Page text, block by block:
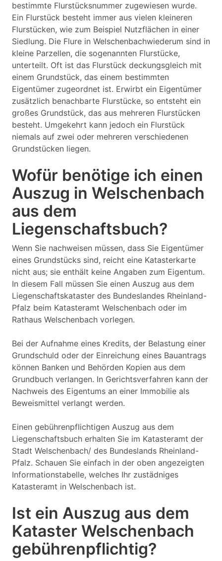
bestimmte Flurstücksnummer zugewiesen wurde.
Ein Flurstück besteht immer aus vielen kleineren
Flurstücken, wie zum Beispiel Nutzflächen in einer
Siedlung. Die Flure in Welschenbachwiederum sind in
kleine Parzellen, die sogenannten Flurstücke,
unterteilt. Oft ist das Flurstück deckungsgleich mit
einem Grundstück, das einem bestimmten
Eigentümer zugeordnet ist. Erwirbt ein Eigentümer
zusätzlich benachbarte Flurstücke, so entsteht ein
großes Grundstück, das aus mehreren Flurstücken
besteht. Umgekehrt kann jedoch ein Flurstück
niemals auf zwei oder mehreren verschiedenen
Grundstücken liegen.
Wofür benötige ich einen
Auszug in Welschenbach
aus dem
Liegenschaftsbuch?
Wenn Sie nachweisen müssen, dass Sie Eigentümer
eines Grundstücks sind, reicht eine Katasterkarte
nicht aus; sie enthält keine Angaben zum Eigentum.
In diesem Fall müssen Sie einen Auszug aus dem
Liegenschaftskataster des Bundeslandes Rheinland-
Pfalz beim Katasteramt Welschenbach oder im
Rathaus Welschenbach vorlegen.
Bei der Aufnahme eines Kredits, der Belastung einer
Grundschuld oder der Einreichung eines Bauantrags
können Banken und Behörden Kopien aus dem
Grundbuch verlangen. In Gerichtsverfahren kann der
Nachweis des Eigentums an einer Immobilie als
Beweismittel verlangt werden.
Einen gebührenpflichtigen Auszug aus dem
Liegenschaftsbuch erhalten Sie im Katasteramt der
Stadt Welschenbach/ des Bundeslands Rheinland-
Pfalz. Schauen Sie einfach in der oben angezeigten
Informationstabelle, welches Ihr zustädniges
Katasteramt in Welschenbach ist.
Ist ein Auszug aus dem
Kataster Welschenbach
gebührenpflichtig?